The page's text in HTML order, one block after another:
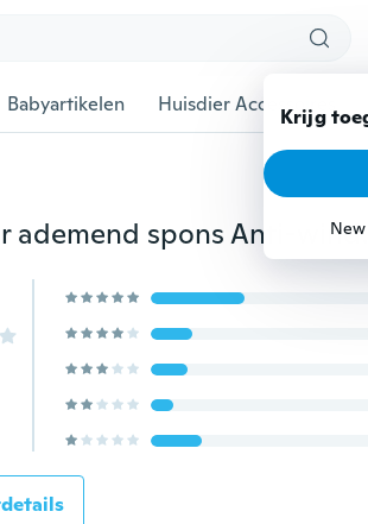
Krijg
Babyartikelen Huisdier Accessoires
Nieuw opvouwbaar